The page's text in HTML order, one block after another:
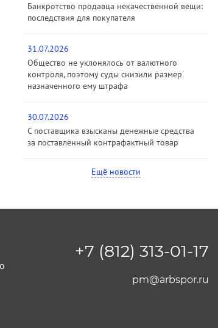
Банкротство продавца некачественной вещи:
последствия для покупателя
31.07.2026
Общество не уклонялось от валютного
контроля, поэтому суды снизили размер
назначенного ему штрафа
30.07.2026
С поставщика взысканы денежные средства
за поставленный контрафактный товар
Ещё новости
+7 (812) 313-01-17
pm@arbspor.ru